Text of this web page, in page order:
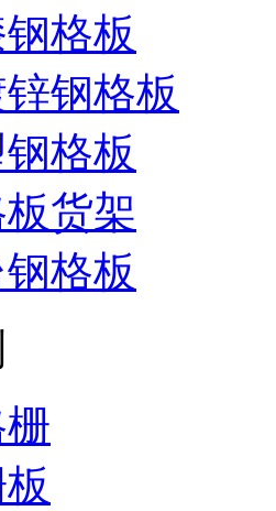
格板
钢格板
格板
货架
格板